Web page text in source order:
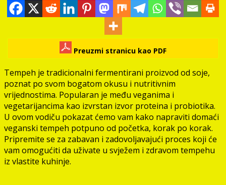
Preuzmi stranicu kao PDF
Tempeh je tradicionalni fermentirani proizvod od soje,
poznat po svom bogatom okusu i nutritivnim
vrijednostima. Popularan je među veganima i
vegetarijancima kao izvrstan izvor proteina i probiotika.
U ovom vodiču pokazat ćemo vam kako napraviti domaći
veganski tempeh potpuno od početka, korak po korak.
Pripremite se za zabavan i zadovoljavajući proces koji će
vam omogućiti da uživate u svježem i zdravom tempehu
iz vlastite kuhinje.